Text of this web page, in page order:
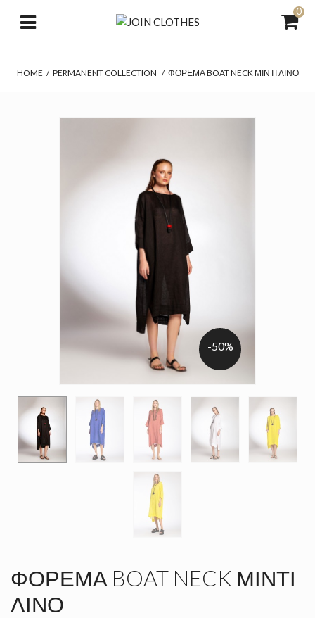
0
HOME / PERMANENT COLLECTION / ΦΌΡΕΜΑ BOAT NECK ΜΊΝΤΙ ΛΙΝΌ
-50%
ΦΌΡΕΜΑ BOAT NECK ΜΊΝΤΙ
ΛΙΝΌ